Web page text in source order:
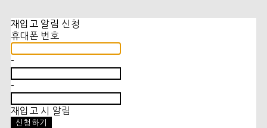
재입고 알림 신청
휴대폰 번호
-
-
재입고 시 알림
신청하기